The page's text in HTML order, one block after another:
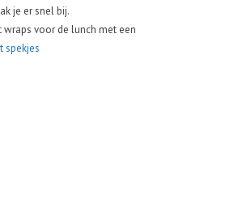
je er snel bij.
wraps voor de lunch met een
spekjes